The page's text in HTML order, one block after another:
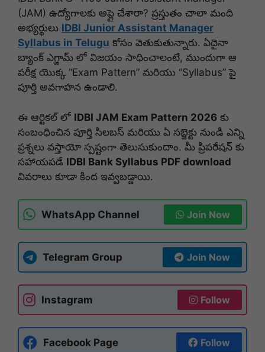
(JAM) ఉద్యోగాలకు అప్లై చేశారా? ప్రస్తుతం చాలా మంది
అభ్యర్థులు IDBI Junior Assistant Manager
Syllabus in Telugu కోసం వెతుకుతున్నారు. ఏదైనా
బ్యాంక్ ఎగ్జామ్ లో విజయం సాధించాలంటే, ముందుగా ఆ
పరీక్ష యొక్క “Exam Pattern” మరియు “Syllabus” పై
పూర్తి అవగాహన ఉండాలి.
ఈ ఆర్టికల్ లో IDBI JAM Exam Pattern 2026 కు
సంబంధించిన పూర్తి సిలబస్ మరియు ఏ సబ్జెక్టు నుండి ఎన్ని
ప్రశ్నలు వస్తాయో స్పష్టంగా తెలుసుకుందాం. మీ ప్రిపరేషన్ కు
సహాయపడే IDBI Bank Syllabus PDF download
వివరాలు కూడా కింద ఇవ్వబడ్డాయి.
WhatsApp Channel Join Now
Telegram Group Join Now
Instagram Follow
Facebook Page Follow